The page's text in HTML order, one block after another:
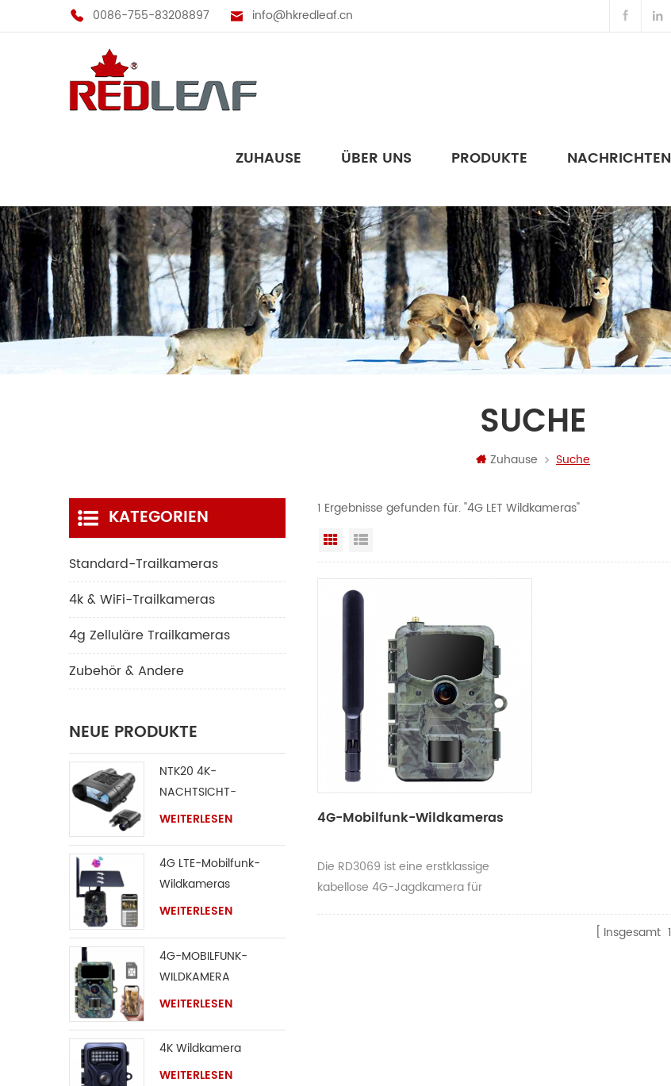
0086-755-83208897 info@hkredleaf.cn
ZUHAUSE ÜBER UNS PRODUKTE NACHRICHTEN
SUCHE
Zuhause Suche
1 Ergebnisse gefunden für. "4G LET Wildkameras"
Rasteransicht
4G-Mobilfunk-Wildkameras
Die RD3069 ist eine erstklassige
kabellose 4G-Jagdkamera für
Insgesamt 1
KATEGORIEN
Standard-Trailkameras
4k & WiFi-Trailkameras
4g Zelluläre Trailkameras
Zubehör & Andere
NEUE PRODUKTE
NTK20 4K-
NACHTSICHT-
FERNGLAS
WEITERLESEN
4G LTE-Mobilfunk-
Wildkameras
WEITERLESEN
4G-MOBILFUNK-
WILDKAMERA
WEITERLESEN
4K Wildkamera
WEITERLESEN